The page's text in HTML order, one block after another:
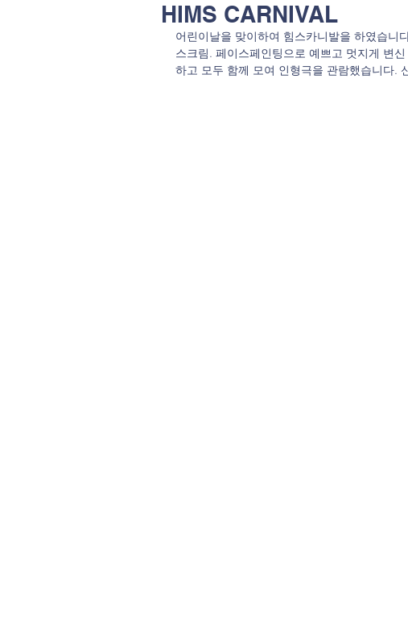
HIMS CARNIVAL
어린이날을 맞이하여 힘스카니발을 하였습니
스크림. 페이스페인팅으로 예쁘고 멋지게 변
하고 모두 함께 모여 인형극을 관람했습니다.